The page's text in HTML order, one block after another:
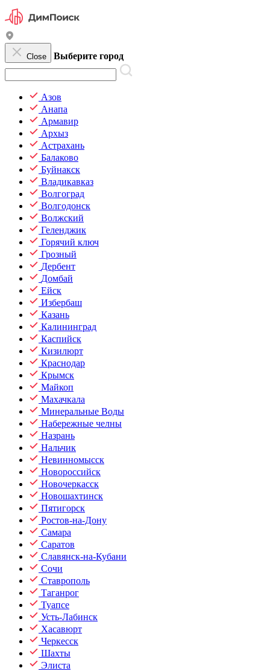
Close Выберите город
Азов
Анапа
Армавир
Архыз
Астрахань
Балаково
Буйнакск
Владикавказ
Волгоград
Волгодонск
Волжский
Геленджик
Горячий ключ
Грозный
Дербент
Домбай
Ейск
Избербаш
Казань
Калининград
Каспийск
Кизилюрт
Краснодар
Крымск
Майкоп
Махачкала
Минеральные Воды
Набережные челны
Назрань
Нальчик
Невинномысск
Новороссийск
Новочеркасск
Новошахтинск
Пятигорск
Ростов-на-Дону
Самара
Саратов
Славянск-на-Кубани
Сочи
Ставрополь
Таганрог
Туапсе
Усть-Лабинск
Хасавюрт
Черкесск
Шахты
Элиста